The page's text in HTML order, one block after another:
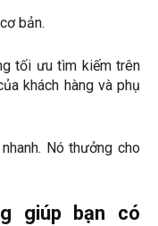
bản.
tối ưu tìm kiếm trên
khách hàng và phụ
Nó thưởng cho
giúp bạn có